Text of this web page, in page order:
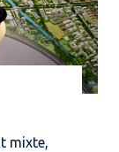
mixte,